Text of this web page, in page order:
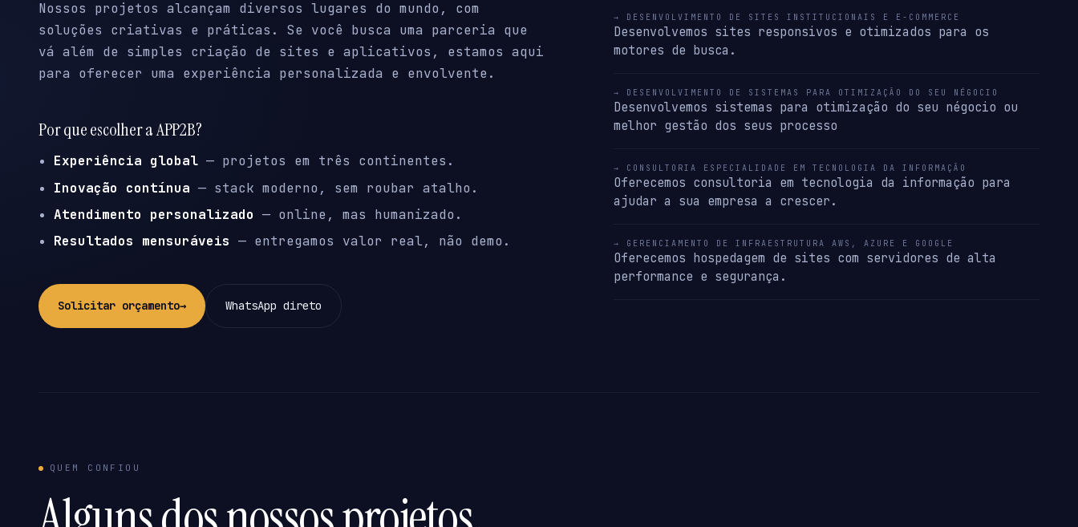
Nossos projetos alcançam diversos lugares do mundo, com
soluções criativas e práticas. Se você busca uma parceria que
vá além de simples criação de sites e aplicativos, estamos aqui
para oferecer uma experiência personalizada e envolvente.
Por que escolher a APP2B?
Experiência global — projetos em três continentes.
Inovação contínua — stack moderno, sem roubar atalho.
Atendimento personalizado — online, mas humanizado.
Resultados mensuráveis — entregamos valor real, não demo.
Solicitar orçamento→ WhatsApp direto
→ DESENVOLVIMENTO DE SITES INSTITUCIONAIS E E-COMMERCE
Desenvolvemos sites responsivos e otimizados para os
motores de busca.
→ DESENVOLVIMENTO DE SISTEMAS PARA OTIMIZAÇÃO DO SEU NÉGOCIO
Desenvolvemos sistemas para otimização do seu négocio ou
melhor gestão dos seus processo
→ CONSULTORIA ESPECIALIDADE EM TECNOLOGIA DA INFORMAÇÃO
Oferecemos consultoria em tecnologia da informação para
ajudar a sua empresa a crescer.
→ GERENCIAMENTO DE INFRAESTRUTURA AWS, AZURE E GOOGLE
Oferecemos hospedagem de sites com servidores de alta
performance e segurança.
QUEM CONFIOU